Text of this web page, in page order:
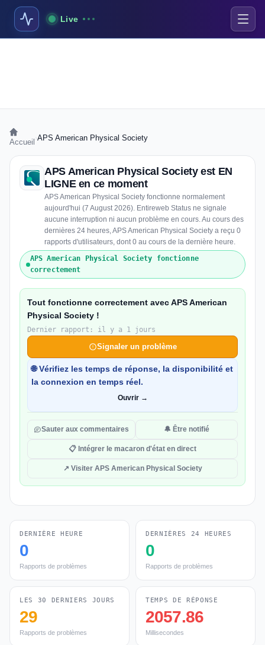
Live
Accueil APS American Physical Society
APS American Physical Society est EN
LIGNE en ce moment
APS American Physical Society fonctionne normalement
aujourd'hui (7 August 2026). Entireweb Status ne signale
aucune interruption ni aucun problème en cours. Au cours des
dernières 24 heures, APS American Physical Society a reçu 0
rapports d'utilisateurs, dont 0 au cours de la dernière heure.
APS American Physical Society fonctionne
correctement
Tout fonctionne correctement avec APS American
Physical Society !
Dernier rapport: il y a 1 jours
Signaler un problème
🌐 Vérifiez les temps de réponse, la disponibilité et
la connexion en temps réel.
Ouvrir →
Sauter aux commentaires 🔔 Être notifié
📋 Intégrer le macaron d'état en direct
↗ Visiter APS American Physical Society
DERNIÈRE HEURE
0
Rapports de problèmes
DERNIÈRES 24 HEURES
0
Rapports de problèmes
LES 30 DERNIERS JOURS
29
Rapports de problèmes
TEMPS DE RÉPONSE
2057.86
Millisecondes